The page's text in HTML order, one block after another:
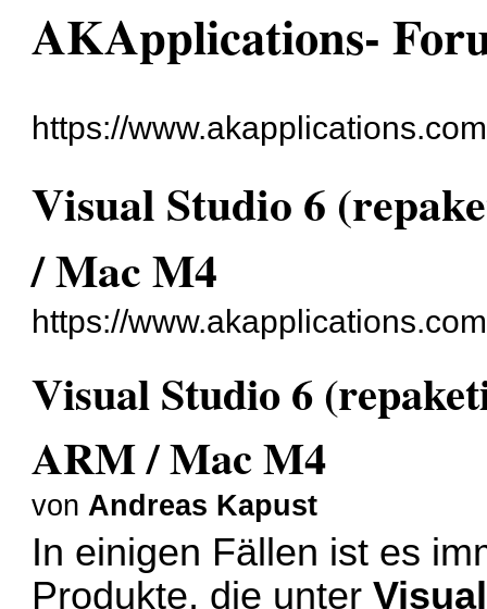
AKApplications-
https://
Visual Studio 6
/ Mac M4
https://
Visual Studio 6
ARM / Mac M4
von Andreas Kapust
In einigen Fällen ist es
Produkte, die unter